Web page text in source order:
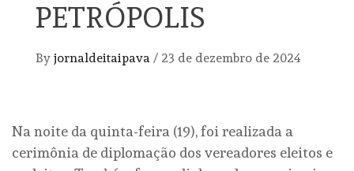
PETRÓPOLIS
By jornaldeitaipava / 23 de dezembro de 2024
Na noite da quinta-feira (19), foi realizada a
cerimônia de diplomação dos vereadores eleitos e